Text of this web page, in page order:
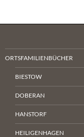
ORTSFAMILIENBÜCHER
BIESTOW
DOBERAN
HANSTORF
HEILIGENHAGEN